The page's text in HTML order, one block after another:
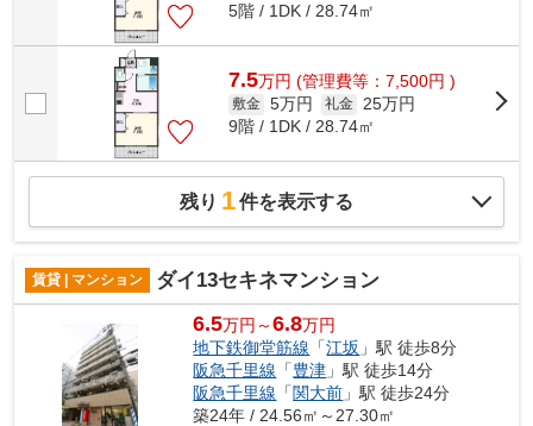
5階 / 1DK / 28.74㎡
7.5万円 (管理費等：7,500円 )
敷金 5万円 礼金 25万円
9階 / 1DK / 28.74㎡
残り 1件を表示する
賃貸 | マンション ダイ13セキネマンション
6.5万円～6.8万円
地下鉄御堂筋線 「江坂 」駅 徒歩8分
阪急千里線 「豊津 」駅 徒歩14分
阪急千里線 「関大前 」駅 徒歩24分
築24年 / 24.56㎡～27.30㎡